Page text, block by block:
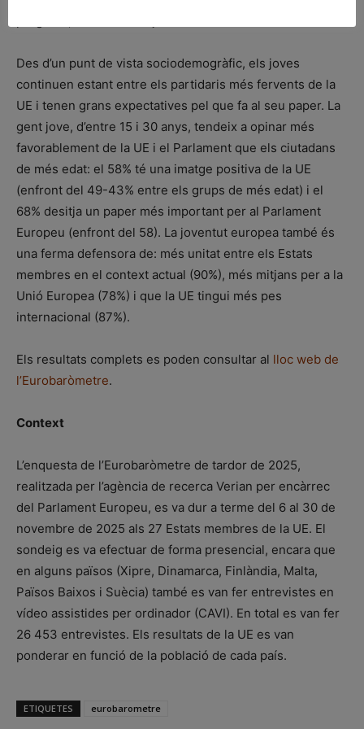
Des d’un punt de vista sociodemogràfic, els joves
continuen estant entre els partidaris més fervents de la
UE i tenen grans expectatives pel que fa al seu paper. La
gent jove, d’entre 15 i 30 anys, tendeix a opinar més
favorablement de la UE i el Parlament que els ciutadans
de més edat: el 58% té una imatge positiva de la UE
(enfront del 49-43% entre els grups de més edat) i el
68% desitja un paper més important per al Parlament
Europeu (enfront del 58). La joventut europea també és
una ferma defensora de: més unitat entre els Estats
membres en el context actual (90%), més mitjans per a la
Unió Europea (78%) i que la UE tingui més pes
internacional (87%).
Els resultats complets es poden consultar al lloc web de
l’Eurobaròmetre.
Context
L’enquesta de l’Eurobaròmetre de tardor de 2025,
realitzada per l’agència de recerca Verian per encàrrec
del Parlament Europeu, es va dur a terme del 6 al 30 de
novembre de 2025 als 27 Estats membres de la UE. El
sondeig es va efectuar de forma presencial, encara que
en alguns països (Xipre, Dinamarca, Finlàndia, Malta,
Països Baixos i Suècia) també es van fer entrevistes en
vídeo assistides per ordinador (CAVI). En total es van fer
26 453 entrevistes. Els resultats de la UE es van
ponderar en funció de la població de cada país.
ETIQUETES eurobarometre